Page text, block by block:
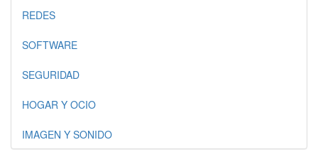
REDES
SOFTWARE
SEGURIDAD
HOGAR Y OCIO
IMAGEN Y SONIDO